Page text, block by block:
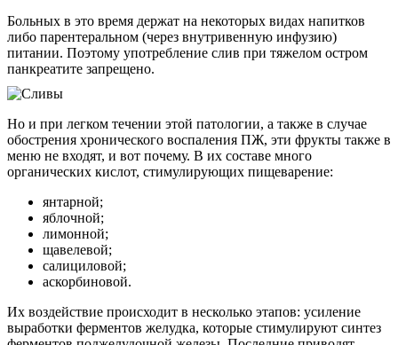
Больных в это время держат на некоторых видах напитков
либо парентеральном (через внутривенную инфузию)
питании. Поэтому употребление слив при тяжелом остром
панкреатите запрещено.
Но и при легком течении этой патологии, а также в случае
обострения хронического воспаления ПЖ, эти фрукты также в
меню не входят, и вот почему. В их составе много
органических кислот, стимулирующих пищеварение:
янтарной;
яблочной;
лимонной;
щавелевой;
салициловой;
аскорбиновой.
Их воздействие происходит в несколько этапов: усиление
выработки ферментов желудка, которые стимулируют синтез